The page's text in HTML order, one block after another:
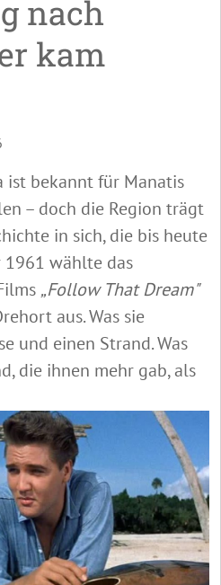
nach
kam
ist bekannt für Manatis
– doch die Region trägt
in sich, die bis heute
1961 wählte das
„Follow That Dream"
aus. Was sie
und einen Strand. Was
die ihnen mehr gab, als